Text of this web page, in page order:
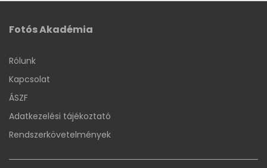
Fotós Akadémia
Rólunk
Kapcsolat
ÁSZF
Adatkezelési tájékoztató
Rendszerkövetelmények